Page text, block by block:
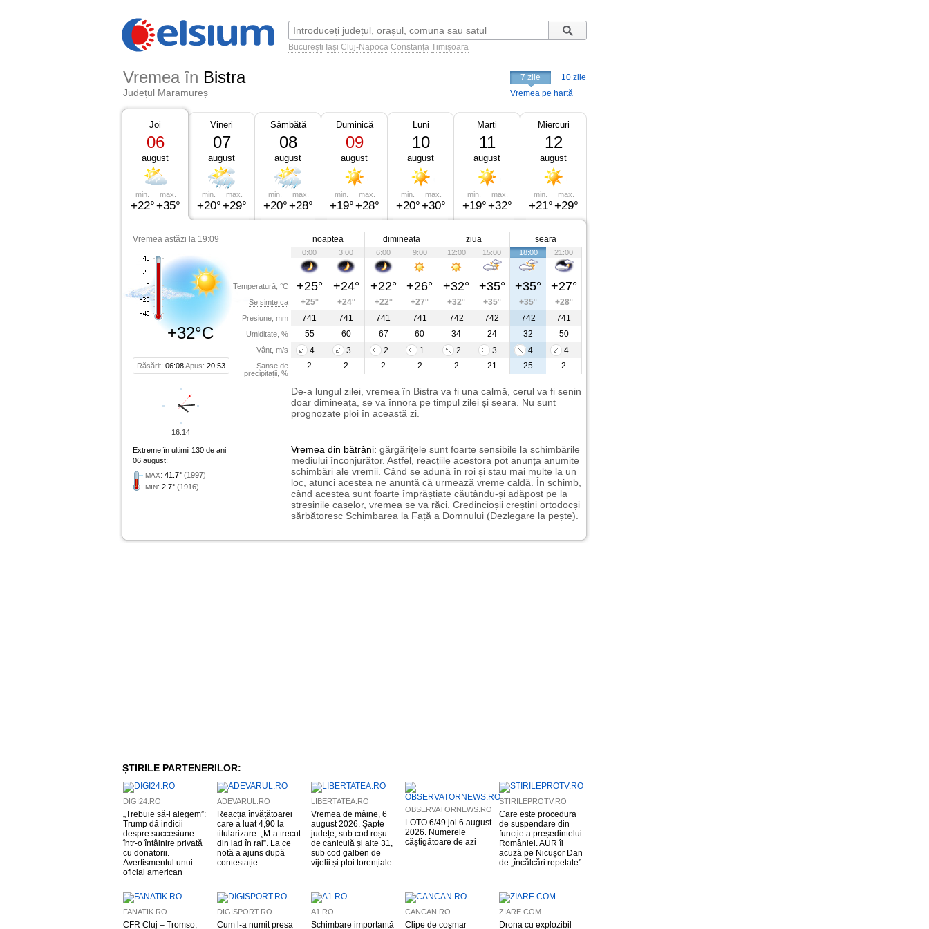
București Iași Cluj-Napoca Constanța Timișoara
Vremea în Bistra
Județul Maramureș
7 zile
10 zile
Vremea pe hartă
Joi
06
august
min.
+22°
max.
+35°
Vineri
07
august
min.
+20°
max.
+29°
Sâmbătă
08
august
min.
+20°
max.
+28°
Duminică
09
august
min.
+19°
max.
+28°
Luni
10
august
min.
+20°
max.
+30°
Marți
11
august
min.
+19°
max.
+32°
Miercuri
12
august
min.
+21°
max.
+29°
Vremea astăzi la 19:09
+32°C
Răsărit: 06:08Apus: 20:53
Temperatură, °C
Se simte ca
Presiune, mm
Umiditate, %
Vânt, m/s
Șanse de
precipitații, %
noaptea dimineața ziua seara
0:00 3:00 6:00 9:00 12:00 15:00 18:00 21:00
+25° +24° +22° +26° +32° +35° +35° +27°
+25° +24° +22° +27° +32° +35° +35°
+28°
741
741 741 741 742 742 742
741
55
60 67 60 34 24 32
50
4
3 2 1 2 3 4
4
2
2 2 2 2 21 25 2
De-a lungul zilei, vremea în Bistra va fi una calmă, cerul va fi senin
doar dimineața, se va înnora pe timpul zilei și seara. Nu sunt
prognozate ploi în această zi.
Extreme în ultimii 130 de ani
06 august:
MAX: 41.7° (1997)
MIN: 2.7° (1916)
Vremea din bătrâni: gărgărițele sunt foarte sensibile la schimbările
mediului înconjurător. Astfel, reacțiile acestora pot anunța anumite
schimbări ale vremii. Când se adună în roi și stau mai multe la un
loc, atunci acestea ne anunță că urmează vreme caldă. În schimb,
când acestea sunt foarte împrăștiate căutându-și adăpost pe la
streșinile caselor, vremea se va răci. Credincioșii creștini ortodocși
sărbătoresc Schimbarea la Față a Domnului (Dezlegare la pește).
16:14
ȘTIRILE PARTENERILOR:
DIGI24.RO
„Trebuie să-l alegem”:
Trump dă indicii
despre succesiune
într-o întâlnire privată
cu donatorii.
Avertismentul unui
oficial american
ADEVARUL.RO
Reacția învățătoarei
care a luat 4,90 la
titularizare: „M-a trecut
din iad în rai”. La ce
notă a ajuns după
contestație
LIBERTATEA.RO
Vremea de mâine, 6
august 2026. Șapte
județe, sub cod roșu
de caniculă și alte 31,
sub cod galben de
vijelii și ploi torențiale
OBSERVATORNEWS.RO
LOTO 6/49 joi 6 august
2026. Numerele
câștigătoare de azi
STIRILEPROTV.RO
Care este procedura
de suspendare din
funcție a președintelui
României. AUR îl
acuză pe Nicușor Dan
de „încălcări repetate”
FANATIK.RO
CFR Cluj – Tromso,
DIGISPORT.RO
Cum l-a numit presa
A1.RO
Schimbare importantă
CANCAN.RO
Clipe de coșmar
ZIARE.COM
Drona cu explozibil